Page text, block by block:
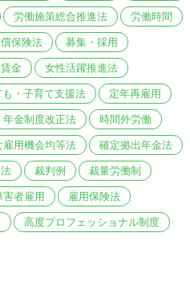
労働施策総合推進法 労働時間
保険法 募集・採用
金 女性活躍推進法
も・子育て支援法 定年再雇用
年金制度改正法 時間外労働
雇用機会均等法 確定拠出年金法
裁判例 裁量労働制
害者雇用 雇用保険法
高度プロフェッショナル制度